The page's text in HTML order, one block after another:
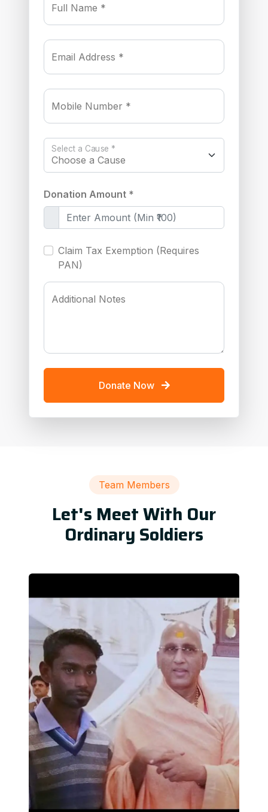
Full Name *
Email Address *
Mobile Number *
Select a Cause *
Donation Amount *
Claim Tax Exemption (Requires
PAN)
Additional Notes
Donate Now
Team Members
Let's Meet With Our
Ordinary Soldiers